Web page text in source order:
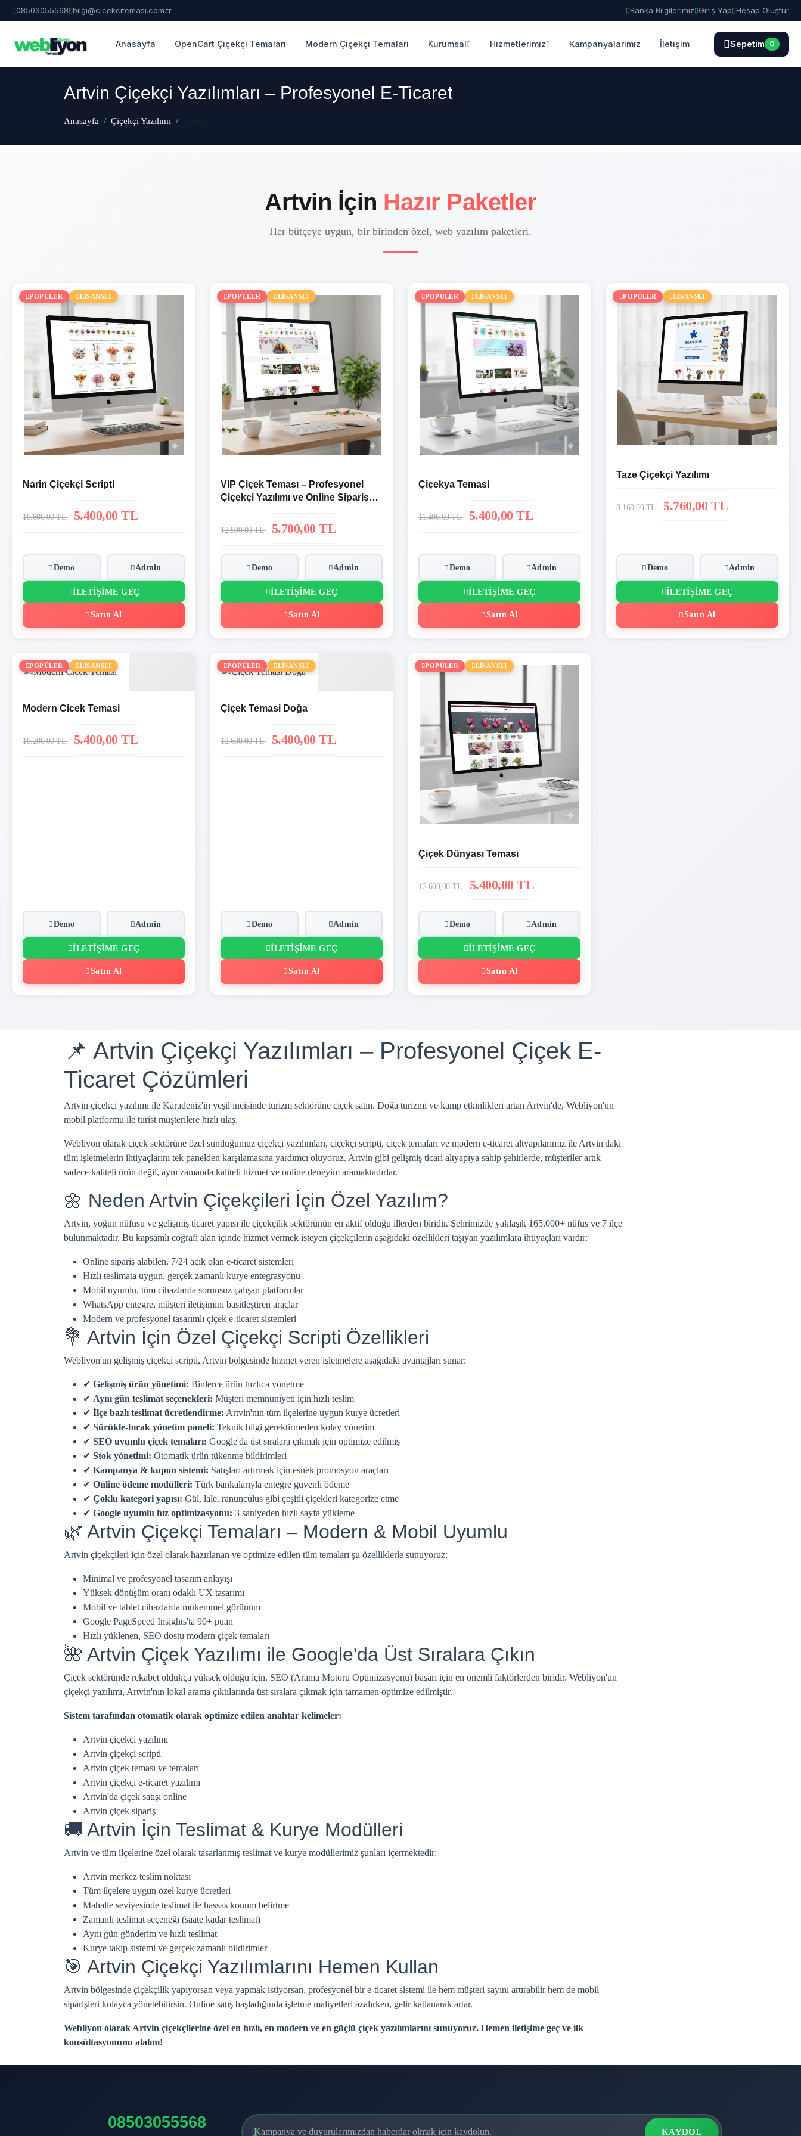
08503055568 bilgi@cicekcitemasi.com.tr Banka Bilgilerimiz Giriş Yap Hesap Oluştur
Anasayfa OpenCart Çiçekçi Temaları Modern Çiçekçi Temaları Kurumsal Hizmetlerimiz Kampanyalarımız İletişim Sepetim 0
Artvin Çiçekçi Yazılımları – Profesyonel E-Ticaret
Anasayfa Çiçekçi Yazılımı
Artvin İçin Hazır Paketler
Her bütçeye uygun, bir birinden özel, web yazılım paketleri.
POPÜLER LİSANSLI
Narin Çiçekçi Scripti
10.800,00 TL 5.400,00 TL
Demo Admin
İLETIŞIME GEÇ
Satın Al
POPÜLER LİSANSLI
VIP Çiçek Teması – Profesyonel
Çiçekçi Yazılımı ve Online Sipariş
12.900,00 TL 5.700,00 TL
Demo Admin
İLETIŞIME GEÇ
Satın Al
POPÜLER LİSANSLI
Çiçekya Temasi
11.400,00 TL 5.400,00 TL
Demo Admin
İLETIŞIME GEÇ
Satın Al
POPÜLER LİSANSLI
Taze Çiçekçi Yazılımı
8.160,00 TL 5.760,00 TL
Demo Admin
İLETIŞIME GEÇ
Satın Al
POPÜLER LİSANSLI
Modern Cicek Temasi
10.200,00 TL 5.400,00 TL
Demo Admin
İLETIŞIME GEÇ
Satın Al
POPÜLER LİSANSLI
Çiçek Temasi Doğa
12.600,00 TL 5.400,00 TL
Demo Admin
İLETIŞIME GEÇ
Satın Al
POPÜLER LİSANSLI
Çiçek Dünyası Teması
12.600,00 TL 5.400,00 TL
Demo Admin
İLETIŞIME GEÇ
Satın Al
📌 Artvin Çiçekçi Yazılımları – Profesyonel Çiçek E-
Ticaret Çözümleri
Artvin çiçekçi yazılımı ile Karadeniz'in yeşil incisinde turizm sektörüne çiçek satın. Doğa turizmi ve kamp etkinlikleri artan Artvin'de, Webliyon'un
mobil platformu ile turist müşterilere hızlı ulaş.
Webliyon olarak çiçek sektörüne özel sunduğumuz çiçekçi yazılımları, çiçekçi scripti, çiçek temaları ve modern e-ticaret altyapılarımız ile Artvin'daki
tüm işletmelerin ihtiyaçlarını tek panelden karşılamasına yardımcı oluyoruz. Artvin gibi gelişmiş ticari altyapıya sahip şehirlerde, müşteriler artık
sadece kaliteli ürün değil, aynı zamanda kaliteli hizmet ve online deneyim aramaktadırlar.
🌼 Neden Artvin Çiçekçileri İçin Özel Yazılım?
Artvin, yoğun nüfusu ve gelişmiş ticaret yapısı ile çiçekçilik sektörünün en aktif olduğu illerden biridir. Şehrimizde yaklaşık 165.000+ nüfus ve 7 ilçe
bulunmaktadır. Bu kapsamlı coğrafi alan içinde hizmet vermek isteyen çiçekçilerin aşağıdaki özellikleri taşıyan yazılımlara ihtiyaçları vardır:
Online sipariş alabilen, 7/24 açık olan e-ticaret sistemleri
Hızlı teslimata uygun, gerçek zamanlı kurye entegrasyonu
Mobil uyumlu, tüm cihazlarda sorunsuz çalışan platformlar
WhatsApp entegre, müşteri iletişimini basitleştiren araçlar
Modern ve profesyonel tasarımlı çiçek e-ticaret sistemleri
💐 Artvin İçin Özel Çiçekçi Scripti Özellikleri
Webliyon'un gelişmiş çiçekçi scripti, Artvin bölgesinde hizmet veren işletmelere aşağıdaki avantajları sunar:
✔ Gelişmiş ürün yönetimi: Binlerce ürün hızlıca yönetme
✔ Aynı gün teslimat seçenekleri: Müşteri memnuniyeti için hızlı teslim
✔ İlçe bazlı teslimat ücretlendirme: Artvin'nın tüm ilçelerine uygun kurye ücretleri
✔ Sürükle-bırak yönetim paneli: Teknik bilgi gerektirmeden kolay yönetim
✔ SEO uyumlu çiçek temaları: Google'da üst sıralara çıkmak için optimize edilmiş
✔ Stok yönetimi: Otomatik ürün tükenme bildirimleri
✔ Kampanya & kupon sistemi: Satışları artırmak için esnek promosyon araçları
✔ Online ödeme modülleri: Türk bankalarıyla entegre güvenli ödeme
✔ Çoklu kategori yapısı: Gül, lale, ranunculus gibi çeşitli çiçekleri kategorize etme
✔ Google uyumlu hız optimizasyonu: 3 saniyeden hızlı sayfa yükleme
🌿 Artvin Çiçekçi Temaları – Modern & Mobil Uyumlu
Artvin çiçekçileri için özel olarak hazırlanan ve optimize edilen tüm temaları şu özelliklerle sunuyoruz:
Minimal ve profesyonel tasarım anlayışı
Yüksek dönüşüm oranı odaklı UX tasarımı
Mobil ve tablet cihazlarda mükemmel görünüm
Google PageSpeed Insights'ta 90+ puan
Hızlı yüklenen, SEO dostu modern çiçek temaları
🌺 Artvin Çiçek Yazılımı ile Google'da Üst Sıralara Çıkın
Çiçek sektöründe rekabet oldukça yüksek olduğu için, SEO (Arama Motoru Optimizasyonu) başarı için en önemli faktörlerden biridir. Webliyon'un
çiçekçi yazılımı, Artvin'nın lokal arama çıktılarında üst sıralara çıkmak için tamamen optimize edilmiştir.
Sistem tarafından otomatik olarak optimize edilen anahtar kelimeler:
Artvin çiçekçi yazılımı
Artvin çiçekçi scripti
Artvin çiçek teması ve temaları
Artvin çiçekçi e-ticaret yazılımı
Artvin'da çiçek satışı online
Artvin çiçek sipariş
🚚 Artvin İçin Teslimat & Kurye Modülleri
Artvin ve tüm ilçelerine özel olarak tasarlanmış teslimat ve kurye modüllerimiz şunları içermektedir:
Artvin merkez teslim noktası
Tüm ilçelere uygun özel kurye ücretleri
Mahalle seviyesinde teslimat ile hassas konum belirtme
Zamanlı teslimat seçeneği (saate kadar teslimat)
Aynı gün gönderim ve hızlı teslimat
Kurye takip sistemi ve gerçek zamanlı bildirimler
🎯 Artvin Çiçekçi Yazılımlarını Hemen Kullan
Artvin bölgesinde çiçekçilik yapıyorsan veya yapmak istiyorsan, profesyonel bir e-ticaret sistemi ile hem müşteri sayını artırabilir hem de mobil
siparişleri kolayca yönetebilirsin. Online satış başladığında işletme maliyetleri azalırken, gelir katlanarak artar.
Webliyon olarak Artvin çiçekçilerine özel en hızlı, en modern ve en güçlü çiçek yazılımlarını sunuyoruz. Hemen iletişime geç ve ilk
konsültasyonunu alalım!
08503055568
KAYDOL